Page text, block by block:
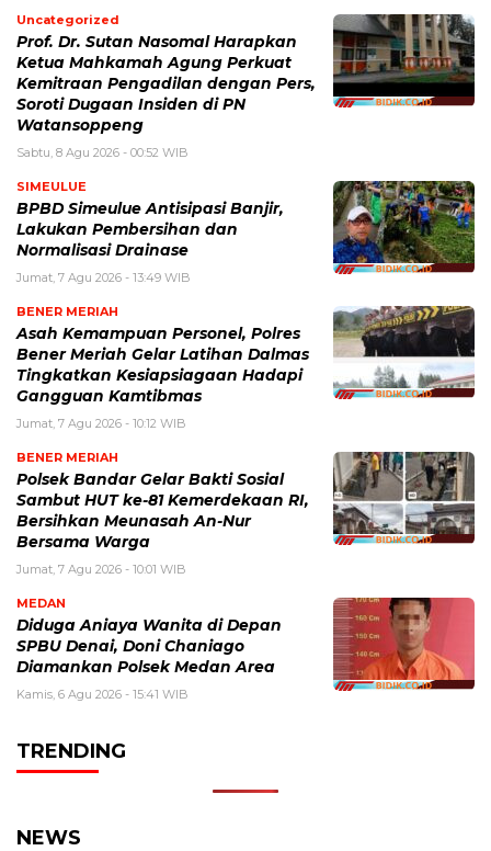
Uncategorized
Prof. Dr. Sutan Nasomal Harapkan
Ketua Mahkamah Agung Perkuat
Kemitraan Pengadilan dengan Pers,
Soroti Dugaan Insiden di PN
Watansoppeng
Sabtu, 8 Agu 2026 - 00:52 WIB
SIMEULUE
BPBD Simeulue Antisipasi Banjir,
Lakukan Pembersihan dan
Normalisasi Drainase
Jumat, 7 Agu 2026 - 13:49 WIB
BENER MERIAH
Asah Kemampuan Personel, Polres
Bener Meriah Gelar Latihan Dalmas
Tingkatkan Kesiapsiagaan Hadapi
Gangguan Kamtibmas
Jumat, 7 Agu 2026 - 10:12 WIB
BENER MERIAH
Polsek Bandar Gelar Bakti Sosial
Sambut HUT ke-81 Kemerdekaan RI,
Bersihkan Meunasah An-Nur
Bersama Warga
Jumat, 7 Agu 2026 - 10:01 WIB
MEDAN
Diduga Aniaya Wanita di Depan
SPBU Denai, Doni Chaniago
Diamankan Polsek Medan Area
Kamis, 6 Agu 2026 - 15:41 WIB
TRENDING
NEWS